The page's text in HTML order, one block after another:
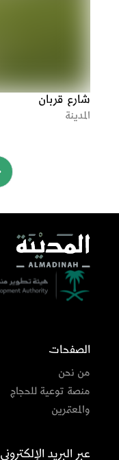
شارع قربان
المدينة
الصفحات
من نحن
منصة توعية للحجاج
والمعتمرين
عبر البريد الإلكتروني